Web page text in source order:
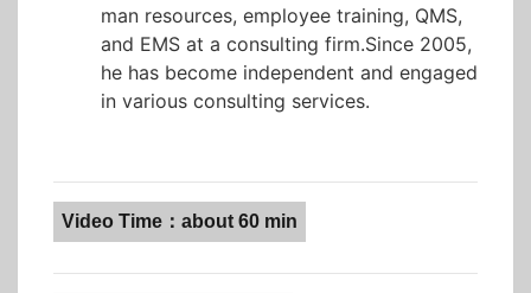
man resources, employee training, QMS,
and EMS at a consulting firm.Since 2005,
he has become independent and engaged
in various consulting services.
Video Time：about 60 min